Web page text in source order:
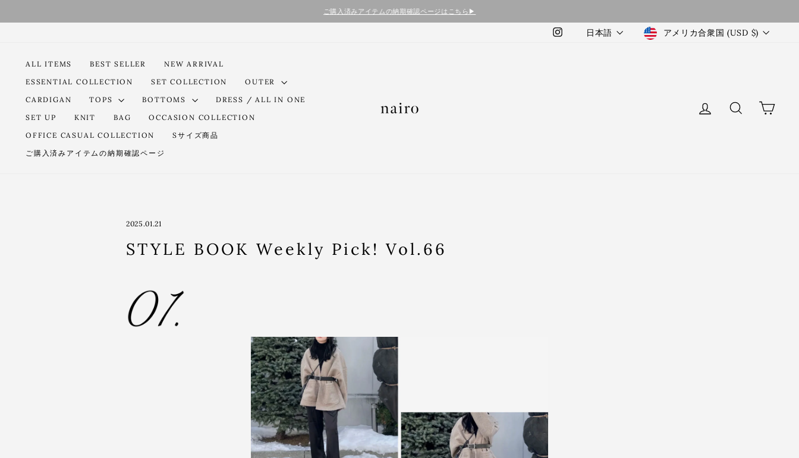
ご購入済みアイテムの納期確認ページはこちら▶︎
InstagramLanguage
日本語 Currency
アメリカ合衆国 (USD $)
ALL ITEMS BEST SELLER
NEW ARRIVAL
ESSENTIAL COLLECTION
SET COLLECTION
OUTER
CARDIGAN
TOPS BOTTOMS
DRESS / ALL IN ONE
SET UP
KNIT BAG
OCCASION COLLECTION
OFFICE CASUAL COLLECTION
Sサイズ商品
ご購入済みアイテムの納期確認ページ
LOG IN 検索 カート
2025.01.21
STYLE BOOK Weekly Pick! Vol.66